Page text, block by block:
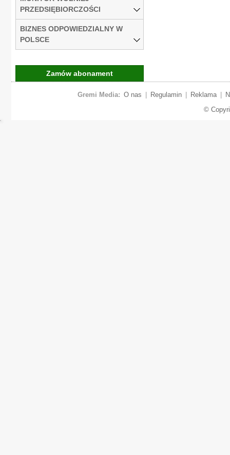
PRZEDSIĘBIORCZOŚCI
BIZNES ODPOWIEDZIALNY W
POLSCE
Zamów abonament
Gremi Media: O nas Regulamin Reklama
©